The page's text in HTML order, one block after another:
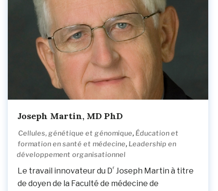
Joseph Martin, MD PhD
Cellules, génétique et génomique,Éducation et
formation en santé et médecine, Leadership en
développement organisationnel
Le travail innovateur du Dr Joseph Martin à titre
de doyen de la Faculté de médecine de